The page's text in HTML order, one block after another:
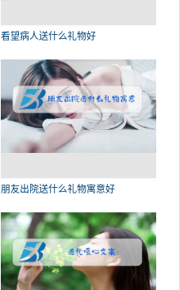
看望病人送什么礼物好
朋友出院送什么礼物寓意好